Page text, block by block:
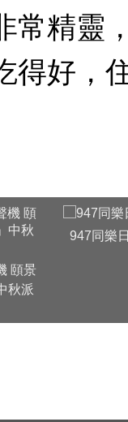
常精靈
得好，
頤景
秋派
947同樂